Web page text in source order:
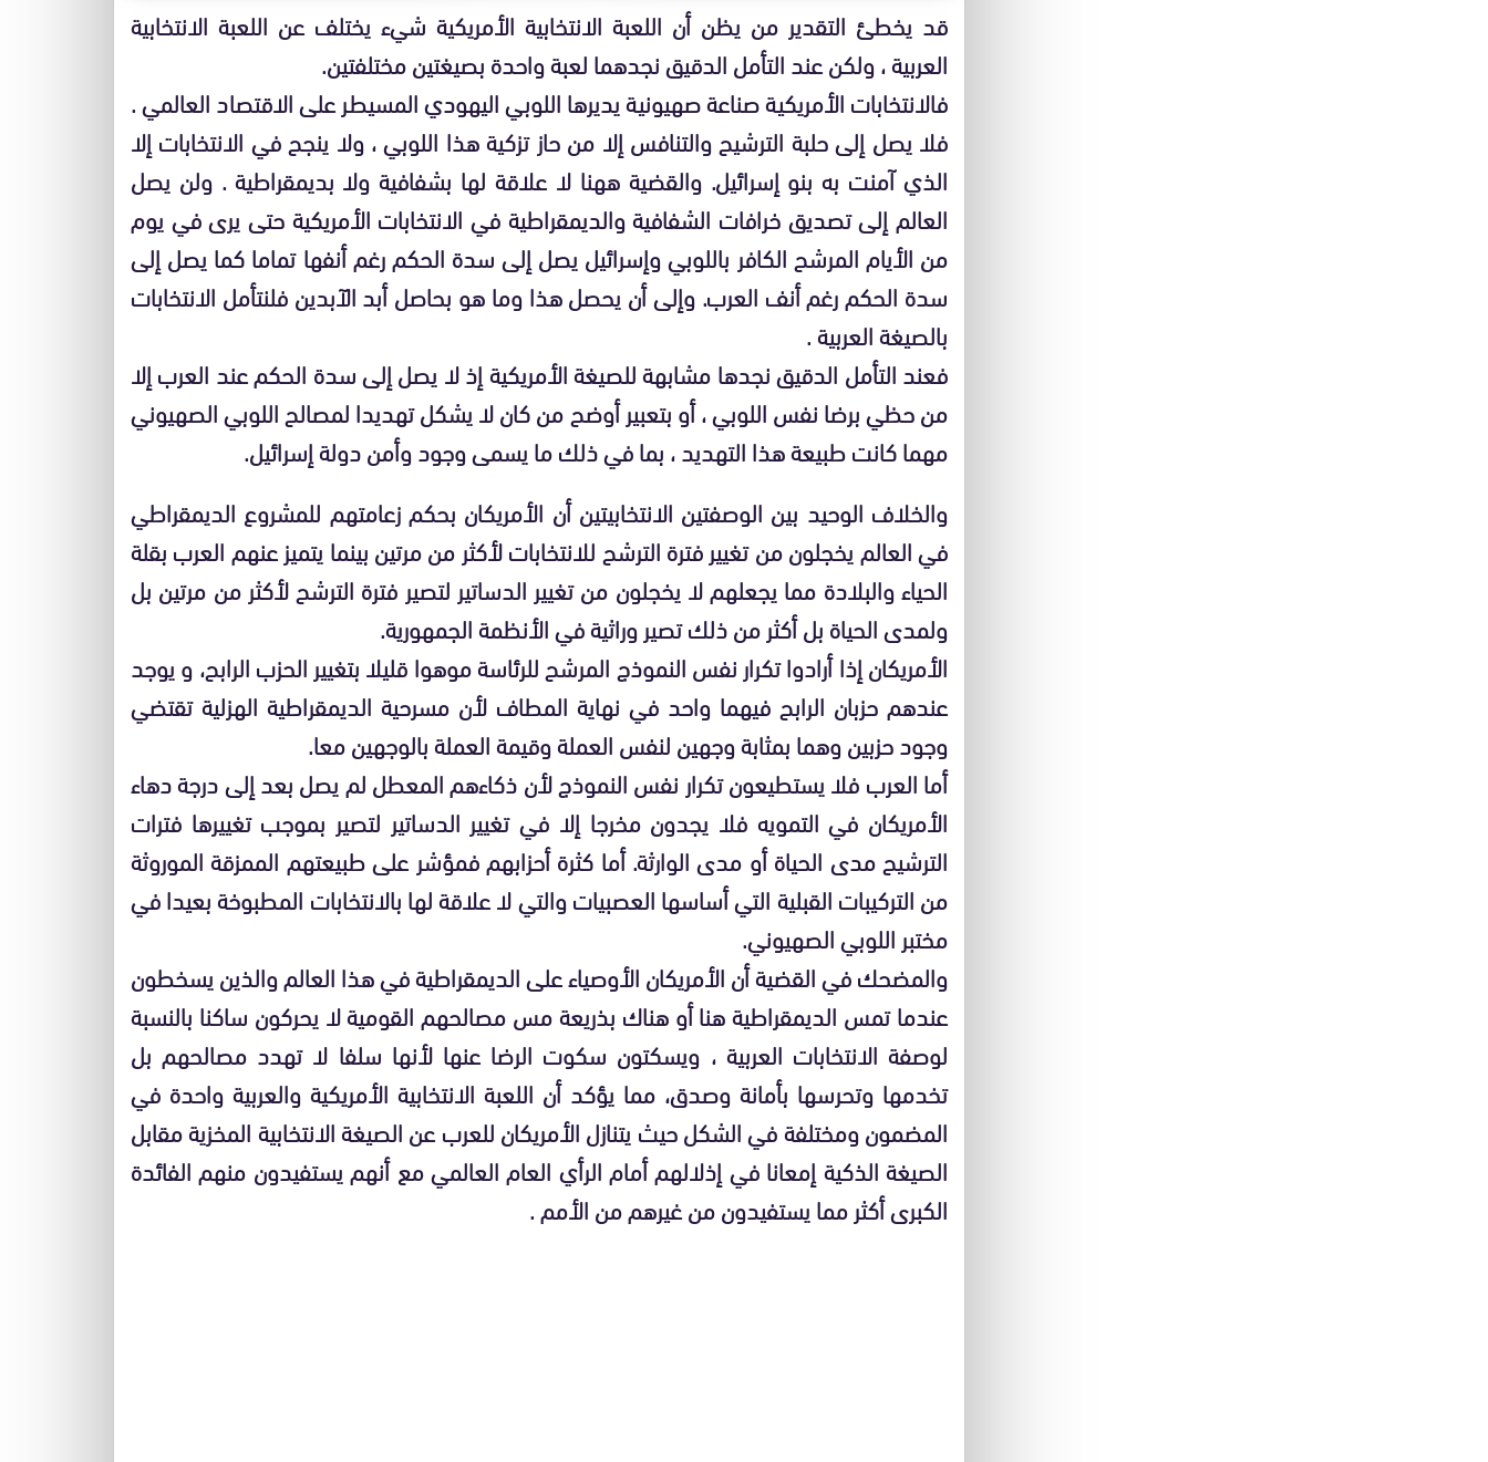
قد يخطئ التقدير من يظن أن اللعبة الانتخابية الأمريكية شيء يختلف عن اللعبة الانتخابية
العربية ، ولكن عند التأمل الدقيق نجدهما لعبة واحدة بصيغتين مختلفتين.
فالانتخابات الأمريكية صناعة صهيونية يديرها اللوبي اليهودي المسيطر على الاقتصاد العالمي .
فلا يصل إلى حلبة الترشيح والتنافس إلا من حاز تزكية هذا اللوبي ، ولا ينجح في الانتخابات إلا
الذي آمنت به بنو إسرائيل. والقضية ههنا لا علاقة لها بشفافية ولا بديمقراطية . ولن يصل
العالم إلى تصديق خرافات الشفافية والديمقراطية في الانتخابات الأمريكية حتى يرى في يوم
من الأيام المرشح الكافر باللوبي وإسرائيل يصل إلى سدة الحكم رغم أنفها تماما كما يصل إلى
سدة الحكم رغم أنف العرب. وإلى أن يحصل هذا وما هو بحاصل أبد الآبدين فلنتأمل الانتخابات
بالصيغة العربية .
فعند التأمل الدقيق نجدها مشابهة للصيغة الأمريكية إذ لا يصل إلى سدة الحكم عند العرب إلا
من حظي برضا نفس اللوبي ، أو بتعبير أوضح من كان لا يشكل تهديدا لمصالح اللوبي الصهيوني
مهما كانت طبيعة هذا التهديد ، بما في ذلك ما يسمى وجود وأمن دولة إسرائيل.
والخلاف الوحيد بين الوصفتين الانتخابيتين أن الأمريكان بحكم زعامتهم للمشروع الديمقراطي
في العالم يخجلون من تغيير فترة الترشح للانتخابات لأكثر من مرتين بينما يتميز عنهم العرب بقلة
الحياء والبلادة مما يجعلهم لا يخجلون من تغيير الدساتير لتصير فترة الترشح لأكثر من مرتين بل
ولمدى الحياة بل أكثر من ذلك تصير وراثية في الأنظمة الجمهورية.
الأمريكان إذا أرادوا تكرار نفس النموذج المرشح للرئاسة موهوا قليلا بتغيير الحزب الرابح، و يوجد
عندهم حزبان الرابح فيهما واحد في نهاية المطاف لأن مسرحية الديمقراطية الهزلية تقتضي
وجود حزبين وهما بمثابة وجهين لنفس العملة وقيمة العملة بالوجهين معا.
أما العرب فلا يستطيعون تكرار نفس النموذج لأن ذكاءهم المعطل لم يصل بعد إلى درجة دهاء
الأمريكان في التمويه فلا يجدون مخرجا إلا في تغيير الدساتير لتصير بموجب تغييرها فترات
الترشيح مدى الحياة أو مدى الوارثة. أما كثرة أحزابهم فمؤشر على طبيعتهم الممزقة الموروثة
من التركيبات القبلية التي أساسها العصبيات والتي لا علاقة لها بالانتخابات المطبوخة بعيدا في
مختبر اللوبي الصهيوني.
والمضحك في القضية أن الأمريكان الأوصياء على الديمقراطية في هذا العالم والذين يسخطون
عندما تمس الديمقراطية هنا أو هناك بذريعة مس مصالحهم القومية لا يحركون ساكنا بالنسبة
لوصفة الانتخابات العربية ، ويسكتون سكوت الرضا عنها لأنها سلفا لا تهدد مصالحهم بل
تخدمها وتحرسها بأمانة وصدق، مما يؤكد أن اللعبة الانتخابية الأمريكية والعربية واحدة في
المضمون ومختلفة في الشكل حيث يتنازل الأمريكان للعرب عن الصيغة الانتخابية المخزية مقابل
الصيغة الذكية إمعانا في إذلالهم أمام الرأي العام العالمي مع أنهم يستفيدون منهم الفائدة
الكبرى أكثر مما يستفيدون من غيرهم من الأمم .